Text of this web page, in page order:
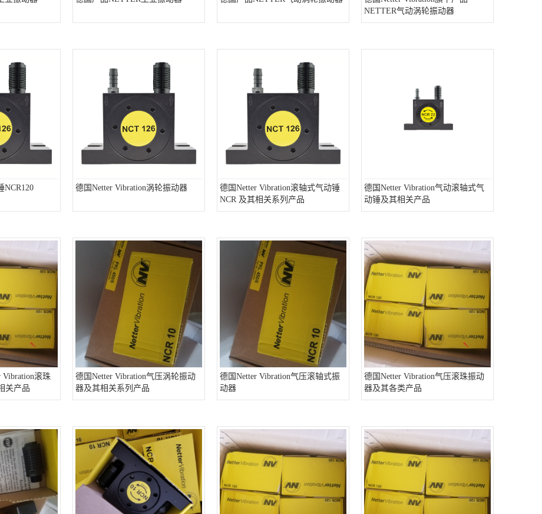
NETTER气动涡轮振动器
NCR120
德国Netter Vibration涡轮振动器
德国Netter Vibration滚轴式气动锤
NCR 及其相关系列产品
德国Netter Vibration气动滚轴式气
动锤及其相关产品
Vibration滚珠
关产品
德国Netter Vibration气压涡轮振动
器及其相关系列产品
德国Netter Vibration气压滚轴式振
动器
德国Netter Vibration气压滚珠振动
器及其各类产品